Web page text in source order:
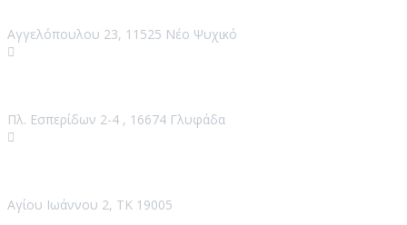
Αγγελόπουλου 23, 11525 Νέο Ψυχικό
Πλ. Εσπερίδων 2-4 , 16674 Γλυφάδα
Αγίου Ιωάννου 2, ΤΚ 19005